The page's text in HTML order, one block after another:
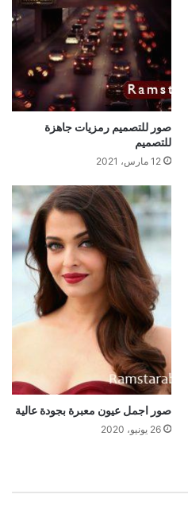
صور للتصميم رمزيات جاهزة
للتصميم
12 مارس، 2021
صور اجمل عيون معبرة بجودة عالية
26 يونيو، 2020